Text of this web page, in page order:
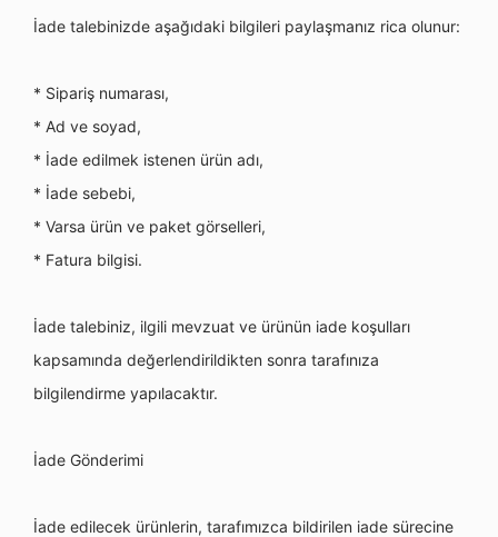
İade talebinizde aşağıdaki bilgileri paylaşmanız rica olunur:
* Sipariş numarası,
* Ad ve soyad,
* İade edilmek istenen ürün adı,
* İade sebebi,
* Varsa ürün ve paket görselleri,
* Fatura bilgisi.
İade talebiniz, ilgili mevzuat ve ürünün iade koşulları
kapsamında değerlendirildikten sonra tarafınıza
bilgilendirme yapılacaktır.
İade Gönderimi
İade edilecek ürünlerin, tarafımızca bildirilen iade sürecine